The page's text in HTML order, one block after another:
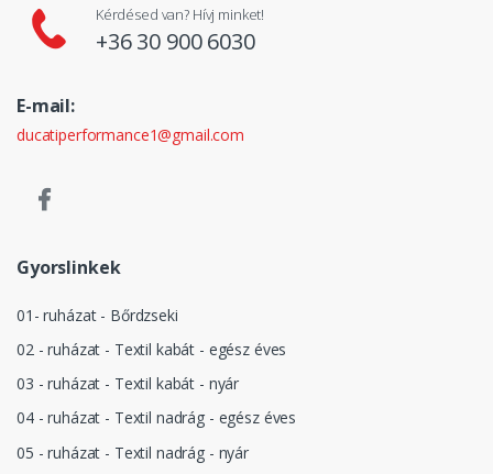
Kérdésed van? Hívj minket!
+36 30 900 6030
E-mail:
ducatiperformance1@gmail.com
Gyorslinkek
01- ruházat - Bőrdzseki
02 - ruházat - Textil kabát - egész éves
03 - ruházat - Textil kabát - nyár
04 - ruházat - Textil nadrág - egész éves
05 - ruházat - Textil nadrág - nyár